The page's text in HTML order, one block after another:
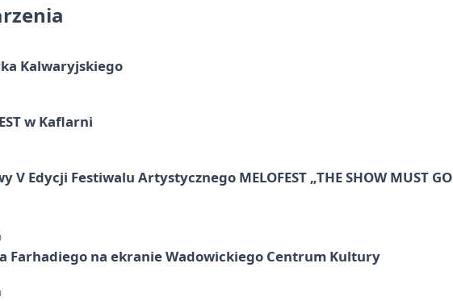
Kalwaryjskiego
w Kaflarni
V Edycji Festiwalu Artystycznego MELOFEST „THE SHOW MUST GO
Farhadiego na ekranie Wadowickiego Centrum Kultury